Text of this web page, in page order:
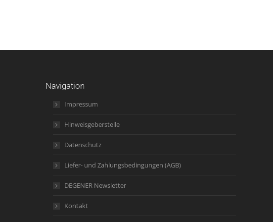
Navigation
Impressum
Hinweisgeberstelle
Datenschutz
Liefer- und Zahlungsbedingungen (AGB)
DEGENER Newsletter
Kontakt